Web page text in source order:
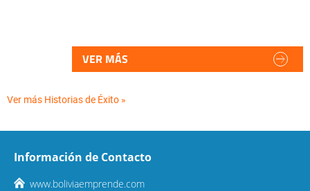
VER MÁS
Ver más Historias de Éxito »
Información de Contacto
www.boliviaemprende.com